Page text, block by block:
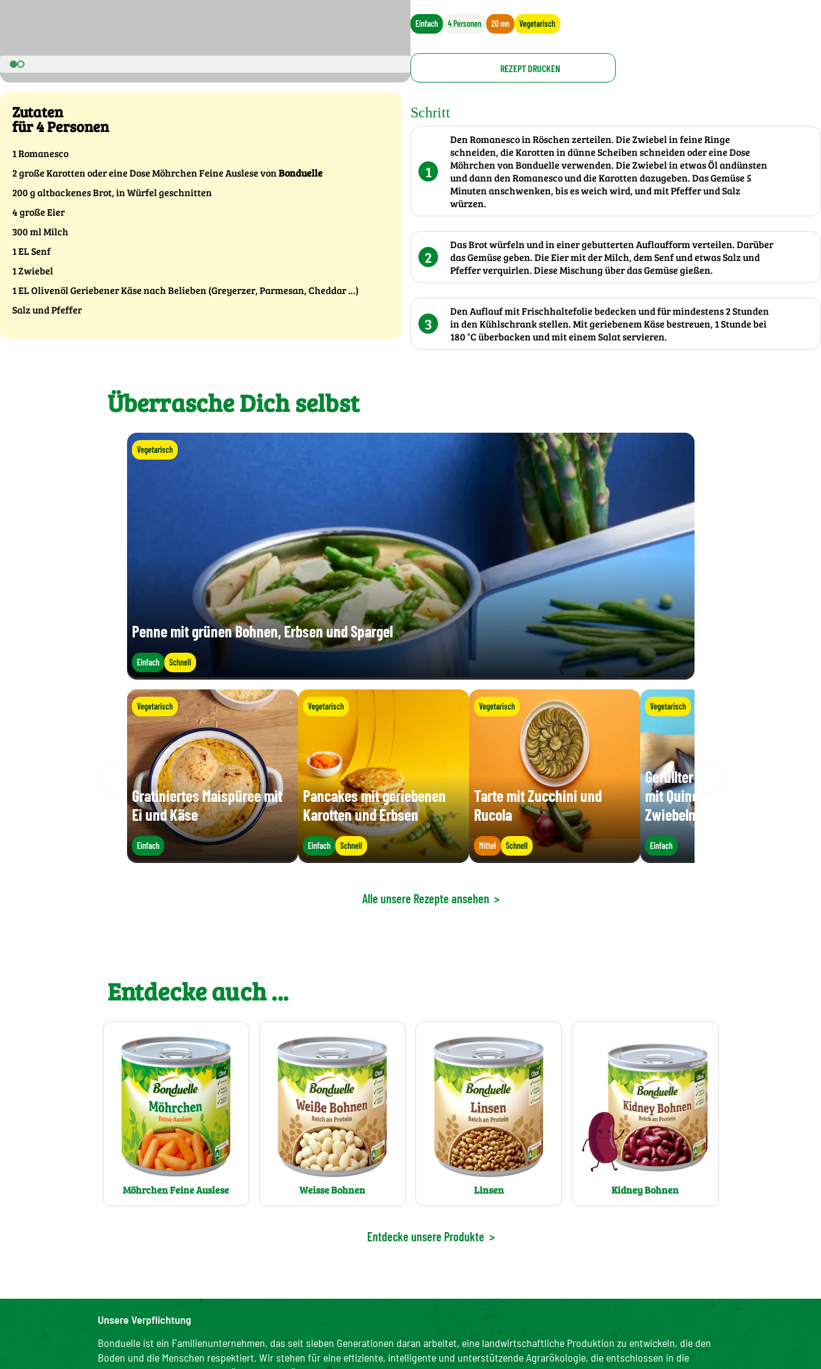
Einfach 4 Personen 20 mn Vegetarisch
REZEPT DRUCKEN
Zutaten
für 4 Personen
1 Romanesco
2 große Karotten oder eine Dose Möhrchen Feine Auslese vonBonduelle
200 g altbackenes Brot, in Würfel geschnitten
4 große Eier
300 ml Milch
1 EL Senf
1 Zwiebel
1 EL Olivenöl Geriebener Käse nach Belieben (Greyerzer, Parmesan, Cheddar ...)
Salz und Pfeffer
Schritt
1
Den Romanesco in Röschen zerteilen. Die Zwiebel in feine Ringe
schneiden, die Karotten in dünne Scheiben schneiden oder eine Dose
Möhrchen von Bonduelle verwenden. Die Zwiebel in etwas Öl andünsten
und dann den Romanesco und die Karotten dazugeben. Das Gemüse 5
Minuten anschwenken, bis es weich wird, und mit Pfeffer und Salz
würzen.
2
Das Brot würfeln und in einer gebutterten Auflaufform verteilen. Darüber
das Gemüse geben. Die Eier mit der Milch, dem Senf und etwas Salz und
Pfeffer verquirlen. Diese Mischung über das Gemüse gießen.
3
Den Auflauf mit Frischhaltefolie bedecken und für mindestens 2 Stunden
in den Kühlschrank stellen. Mit geriebenem Käse bestreuen, 1 Stunde bei
180 °C überbacken und mit einem Salat servieren.
Überrasche Dich selbst
Vegetarisch
Penne mit grünen Bohnen, Erbsen und Spargel
Einfach Schnell
Vegetarisch
Gratiniertes Maispüree mit
Ei und Käse
Einfach
Vegetarisch
Pancakes mit geriebenen
Karotten und Erbsen
Einfach Schnell
Vegetarisch
Tarte mit Zucchini und
Rucola
Mittel Schnell
Vegetarisch
Gefüllter Butternuss-Kürbis
mit Quinoa und roten
Zwiebeln
Einfach
Alle unsere Rezepte ansehen >
Entdecke auch ...
Möhrchen Feine Auslese Weisse Bohnen Linsen Kidney Bohnen
Entdecke unsere Produkte >
Unsere Verpflichtung
Bonduelle ist ein Familienunternehmen, das seit sieben Generationen daran arbeitet, eine landwirtschaftliche Produktion zu entwickeln, die den
Boden und die Menschen respektiert. Wir stehen für eine effiziente, intelligente und unterstützende Agrarökologie, die entschlossen in die